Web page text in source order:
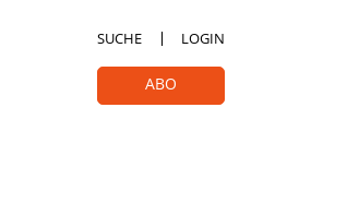
SUCHE LOGIN
ABO